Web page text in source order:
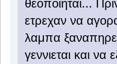
θεοποιηται...
ετρεχαν να
λαμπα
γεννιεται και να